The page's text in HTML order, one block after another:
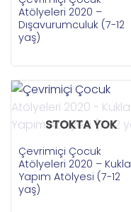
Atölyeleri 2020 –
Dışavurumculuk (7-12
yaş)
STOKTA YOK
Çevrimiçi Çocuk
Atölyeleri 2020 – Kukla
Yapım Atölyesi (7-12
yaş)